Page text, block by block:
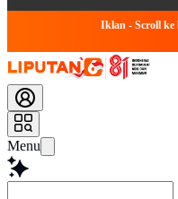
Iklan - Scroll
Menu